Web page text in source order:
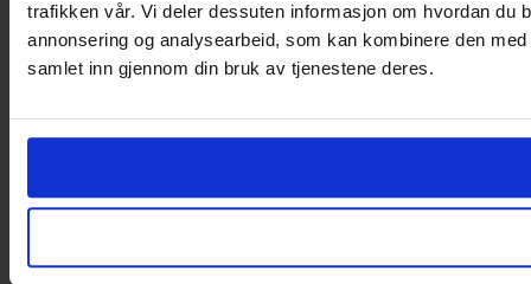
trafikken vår. Vi deler dessuten informasjon om hvordan du
annonsering og analysearbeid, som kan kombinere den
samlet inn gjennom din bruk av tjenestene deres.